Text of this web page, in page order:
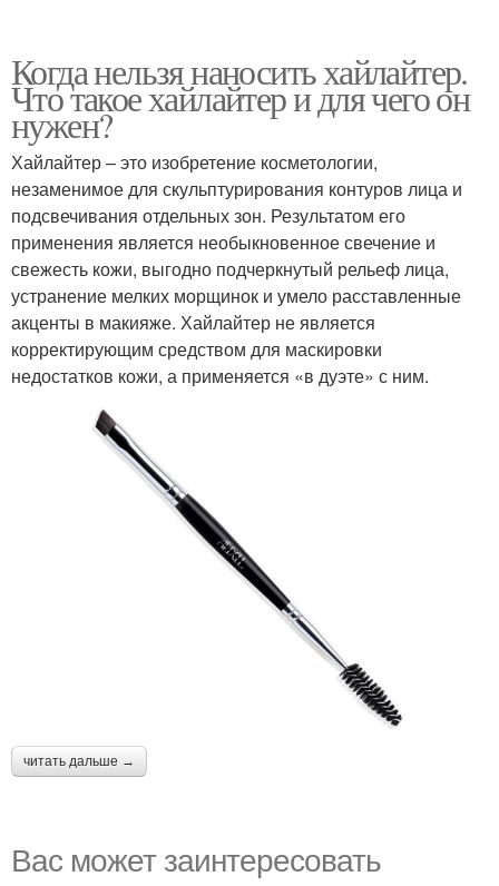
Когда нельзя наносить хайлайтер.
Что такое хайлайтер и для чего он
нужен?
Хайлайтер – это изобретение косметологии,
незаменимое для скульптурирования контуров лица и
подсвечивания отдельных зон. Результатом его
применения является необыкновенное свечение и
свежесть кожи, выгодно подчеркнутый рельеф лица,
устранение мелких морщинок и умело расставленные
акценты в макияже. Хайлайтер не является
корректирующим средством для маскировки
недостатков кожи, а применяется «в дуэте» с ним.
читать дальше →
Вас может заинтересовать